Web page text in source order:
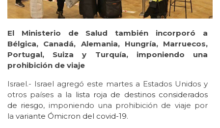
El Ministerio de Salud también incorporó a
Bélgica, Canadá, Alemania, Hungría, Marruecos,
Portugal, Suiza y Turquía, imponiendo una
prohibición de viaje
Israel.- Israel agregó este martes a Estados Unidos y
otros países a la lista roja de destinos considerados
de riesgo, imponiendo una prohibición de viaje por
la variante Ómicron del covid-19.